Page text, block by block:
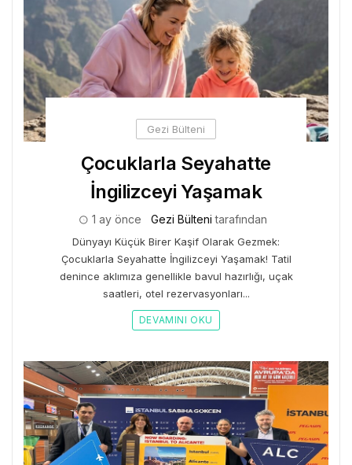
Gezi Bülteni
Çocuklarla Seyahatte
İngilizceyi Yaşamak
1 ay önce Gezi Bülteni tarafından
Dünyayı Küçük Birer Kaşif Olarak Gezmek:
Çocuklarla Seyahatte İngilizceyi Yaşamak! Tatil
denince aklımıza genellikle bavul hazırlığı, uçak
saatleri, otel rezervasyonları...
DEVAMINI OKU